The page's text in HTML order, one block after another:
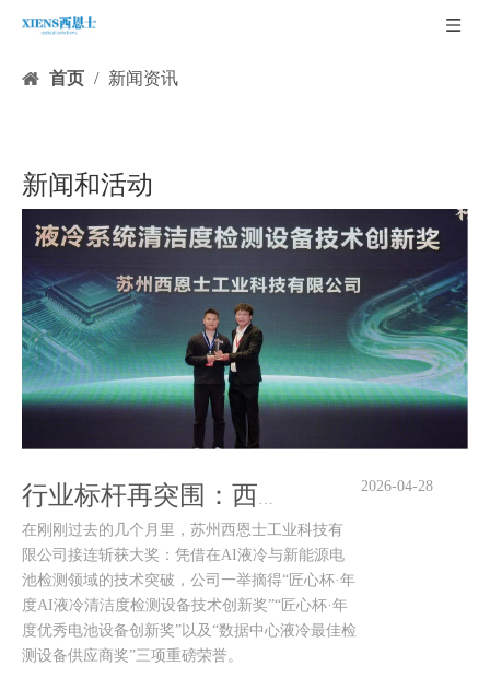
首页 / 新闻资讯
新闻和活动
在刚刚过去的几个月里，苏州西恩士工业科技有
限公司接连斩获大奖：凭借在AI液冷与新能源电
池检测领域的技术突破，公司一举摘得“匠心杯·年
度AI液冷清洁度检测设备技术创新奖”“匠心杯·年
度优秀电池设备创新奖”以及“数据中心液冷最佳检
测设备供应商奖”三项重磅荣誉。
2026-04-28